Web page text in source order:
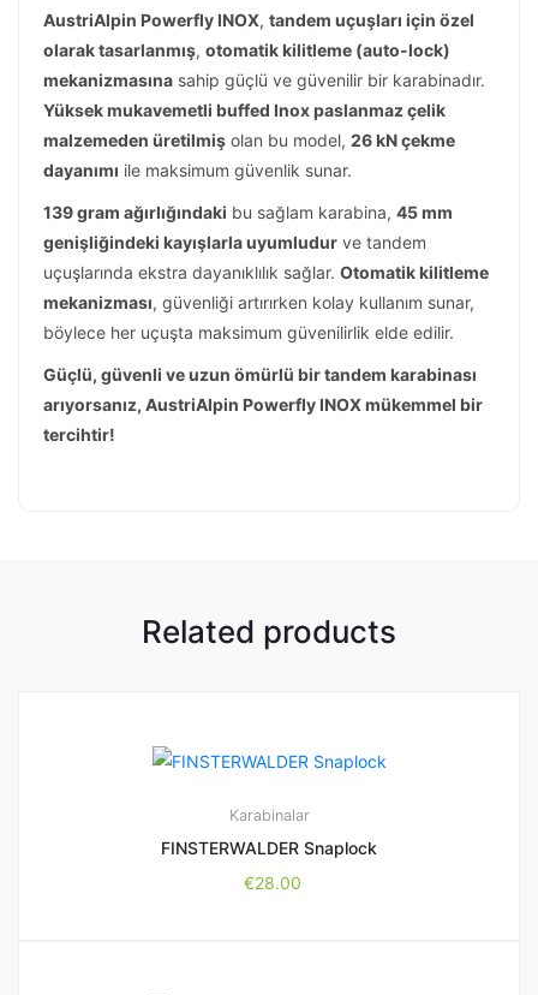
AustriAlpin Powerfly INOX, tandem uçuşları için özel
olarak tasarlanmış, otomatik kilitleme (auto-lock)
mekanizmasına sahip güçlü ve güvenilir bir karabinadır.
Yüksek mukavemetli buffed Inox paslanmaz çelik
malzemeden üretilmiş olan bu model, 26 kN çekme
dayanımı ile maksimum güvenlik sunar.
139 gram ağırlığındaki bu sağlam karabina, 45 mm
genişliğindeki kayışlarla uyumludur ve tandem
uçuşlarında ekstra dayanıklılık sağlar. Otomatik kilitleme
mekanizması, güvenliği artırırken kolay kullanım sunar,
böylece her uçuşta maksimum güvenilirlik elde edilir.
Güçlü, güvenli ve uzun ömürlü bir tandem karabinası
arıyorsanız, AustriAlpin Powerfly INOX mükemmel bir
tercihtir!
Related products
Karabinalar
FINSTERWALDER Snaplock
€28.00